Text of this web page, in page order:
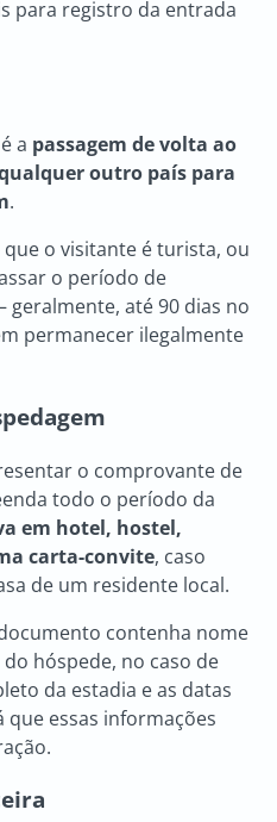
para registro da entrada
a passagem de volta ao
outro país para
.
o visitante é turista, ou
o período de
até 90 dias no
permanecer ilegalmente
o comprovante de
todo o período da
em hotel, hostel,
carta-convite, caso
de um residente local.
contenha nome
hóspede, no caso de
da estadia e as datas
que essas informações